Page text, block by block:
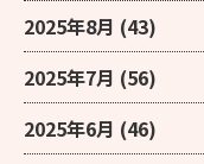
2025年8月 (43)
2025年7月 (56)
2025年6月 (46)